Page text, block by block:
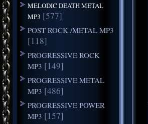
MELODIC DEATH METAL
MP3 [577]
POST ROCK /METAL MP3
[118]
PROGRESSIVE ROCK
MP3 [149]
PROGRESSIVE METAL
MP3 [486]
PROGRESSIVE POWER
MP3 [157]